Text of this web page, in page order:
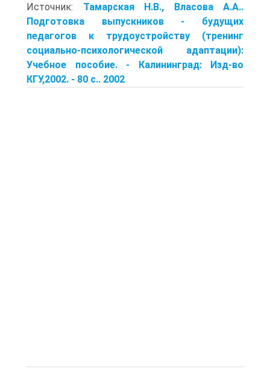
Источник: Тамарская Н.В., Власова А.А..
Подготовка выпускников - будущих
педагогов к трудоустройству (тренинг
социально-психологической адаптации):
Учебное пособие. - Калининград: Изд-во
КГУ,2002. - 80 с.. 2002